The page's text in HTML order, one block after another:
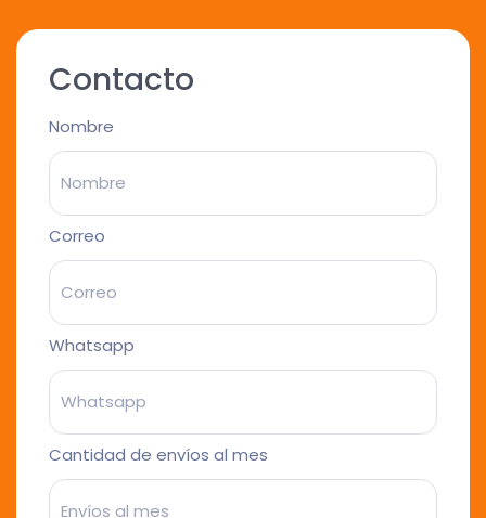
Contacto
Nombre
Correo
Whatsapp
Cantidad de envíos al mes